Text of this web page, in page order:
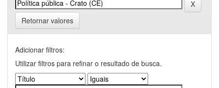
Retornar valores
Adicionar filtros:
Utilizar filtros para refinar o resultado de busca.